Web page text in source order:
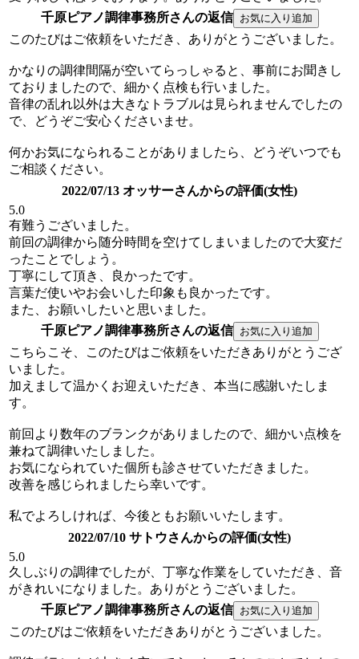
千原ピアノ調律事務所さんの返信
このたびはご依頼をいただき、ありがとうございました。
かなりの調律間隔が空いてらっしゃると、事前にお聞きし
ておりましたので、細かく点検も行いました。
音律の乱れ以外は大きなトラブルは見られませんでしたの
で、どうぞご安心くださいませ。
何かお気になられることがありましたら、どうぞいつでも
ご相談ください。
2022/07/13 オッサーさんからの評価(女性)
5.0
有難うございました。
前回の調律から随分時間を空けてしまいましたので大変だ
ったことでしょう。
丁寧にして頂き、良かったです。
言葉だ使いやお会いした印象も良かったです。
また、お願いしたいと思いました。
千原ピアノ調律事務所さんの返信
こちらこそ、このたびはご依頼をいただきありがとうござ
いました。
加えまして温かくお迎えいただき、本当に感謝いたしま
す。
前回より数年のブランクがありましたので、細かい点検を
兼ねて調律いたしました。
お気になられていた個所も診させていただきました。
改善を感じられましたら幸いです。
私でよろしければ、今後ともお願いいたします。
2022/07/10 サトウさんからの評価(女性)
5.0
久しぶりの調律でしたが、丁寧な作業をしていただき、音
がきれいになりました。ありがとうございました。
千原ピアノ調律事務所さんの返信
このたびはご依頼をいただきありがとうございました。